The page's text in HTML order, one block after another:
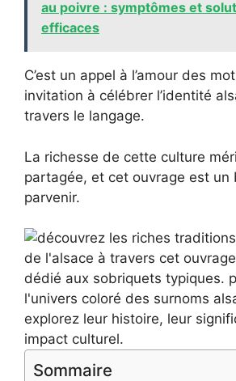
au poivre : symptômes et
efficaces
C’est un appel à l’amour des
invitation à célébrer l’identité
travers le langage.
La richesse de cette culture
partagée, et cet ouvrage est un
parvenir.
Sommaire